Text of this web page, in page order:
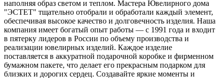
наполняя образ светом и теплом. Мастера Ювелирного дома
"ЭСТЕТ" тщательно отобрали и обработали каждый элемент,
обеспечивая высокое качество и долговечность изделия. Наша
компания имеет богатый опыт работы — с 1991 года и входит
в пятерку лидеров в России по объему производства и
реализации ювелирных изделий. Каждое изделие
поставляется в аккуратной подарочной коробке и фирменном
бумажном пакете, что делает его прекрасным подарком для
близких и дорогих сердец. Создавайте яркие моменты и